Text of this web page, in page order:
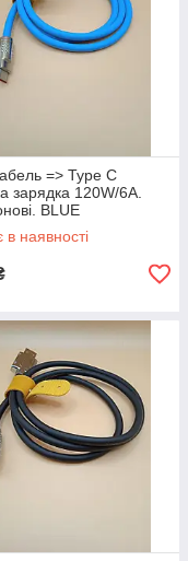
=> Type C
зарядка 120W/6A.
BLUE
наявності